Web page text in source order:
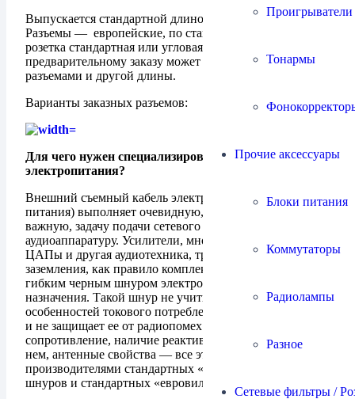
Тонармы
Прочие аксессуары
Блоки питания
Коммутаторы
Радиолампы
Разное
Сетевые фильтры /
Выпускается стандартной длиной 1 м; 1.5 м; 2 и 3 м.
Разъемы — европейские, по стандарту IEC. Приборная
розетка стандартная или угловая 90°, По
предварительному заказу может быть собран с другими
разъемами и другой длины.
Варианты заказных разъемов:
Для чего нужен специализированный кабель
электропитания?
Внешний съемный кабель электропитания (шнур
питания) выполняет очевидную, но тем не менее
важную, задачу подачи сетевого напряжения 220 В на
аудиоаппаратуру. Усилители, многоместные розетки,
ЦАПы и другая аудиотехника, требующая сетевого
заземления, как правило комплектуется стандартным
гибким черным шнуром электротехнического
назначения. Такой шнур не учитывает специфических
особенностей токового потребления аудиоаппаратуры
и не защищает ее от радиопомех. Контактное
сопротивление, наличие реактивной составляющей в
нем, антенные свойства — все это не учитывается
производителями стандартных «компьютерных»
шнуров и стандартных «евровилок» с заземлением.